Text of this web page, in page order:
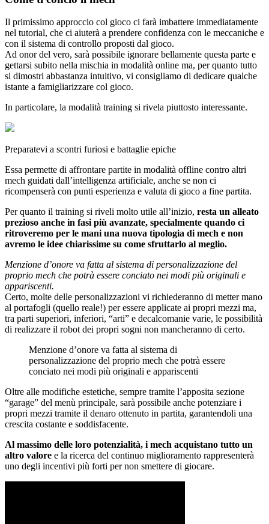
Il primissimo approccio col gioco ci farà imbattere immediatamente
nel tutorial, che ci aiuterà a prendere confidenza con le meccaniche e
con il sistema di controllo proposti dal gioco.
Ad onor del vero, sarà possibile ignorare bellamente questa parte e
gettarsi subito nella mischia in modalità online ma, per quanto tutto
si dimostri abbastanza intuitivo, vi consigliamo di dedicare qualche
istante a famigliarizzare col gioco.
In particolare, la modalità training si rivela piuttosto interessante.
Preparatevi a scontri furiosi e battaglie epiche
Essa permette di affrontare partite in modalità offline contro altri
mech guidati dall’intelligenza artificiale, anche se non ci
ricompenserà con punti esperienza e valuta di gioco a fine partita.
Per quanto il training si riveli molto utile all’inizio, resta un alleato
prezioso anche in fasi più avanzate, specialmente quando ci
ritroveremo per le mani una nuova tipologia di mech e non
avremo le idee chiarissime su come sfruttarlo al meglio.
Menzione d’onore va fatta al sistema di personalizzazione del
proprio mech che potrà essere conciato nei modi più originali e
appariscenti.
Certo, molte delle personalizzazioni vi richiederanno di metter mano
al portafogli (quello reale!) per essere applicate ai propri mezzi ma,
tra parti superiori, inferiori, “arti” e decalcomanie varie, le possibilità
di realizzare il robot dei propri sogni non mancheranno di certo.
Menzione d’onore va fatta al sistema di
personalizzazione del proprio mech che potrà essere
conciato nei modi più originali e appariscenti
Oltre alle modifiche estetiche, sempre tramite l’apposita sezione
“garage” del menù principale, sarà possibile anche potenziare i
propri mezzi tramite il denaro ottenuto in partita, garantendoli una
crescita costante e soddisfacente.
Al massimo delle loro potenzialità, i mech acquistano tutto un
altro valore e la ricerca del continuo miglioramento rappresenterà
uno degli incentivi più forti per non smettere di giocare.